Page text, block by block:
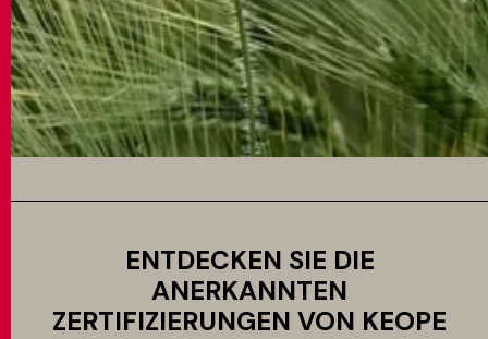
ENTDECKEN SIE DIE
ANERKANNTEN
ZERTIFIZIERUNGEN VON KEOPE